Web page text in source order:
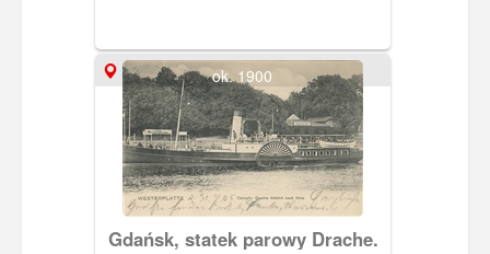
ok. 1900
Gdańsk, statek parowy Drache.